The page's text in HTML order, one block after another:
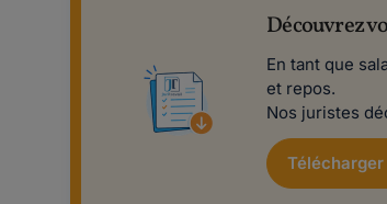
Découvrez
En tant que
et repos.
Nos juristes